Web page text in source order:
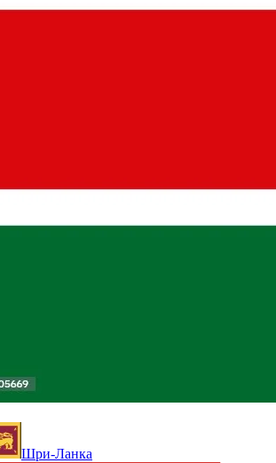
Шри-Ланка